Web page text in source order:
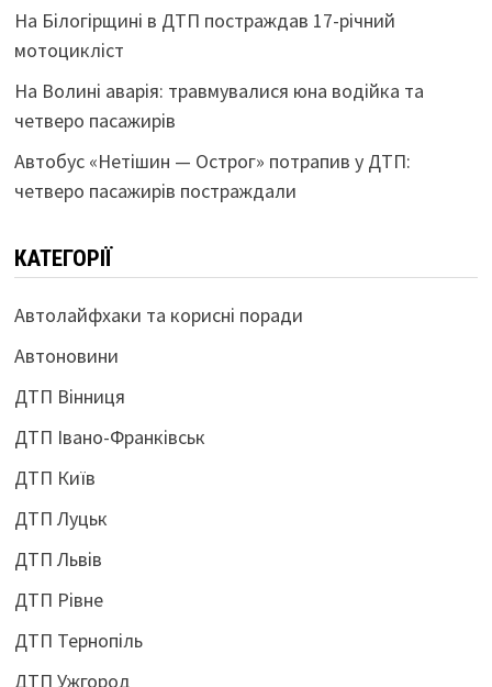
На Білогірщині в ДТП постраждав 17-річний
мотоцикліст
На Волині аварія: травмувалися юна водійка та
четверо пасажирів
Автобус «Нетішин — Острог» потрапив у ДТП:
четверо пасажирів постраждали
КАТЕГОРІЇ
Автолайфхаки та корисні поради
Автоновини
ДТП Вінниця
ДТП Івано-Франківськ
ДТП Київ
ДТП Луцьк
ДТП Львів
ДТП Рівне
ДТП Тернопіль
ДТП Ужгород